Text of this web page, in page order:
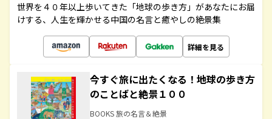
世界を４０年以上歩いてきた「地球の歩き方」があなたにお届
けする、人生を輝かせる中国の名言と癒やしの絶景集
詳細を見る
今すぐ旅に出たくなる！地球の歩き方
のことばと絶景１００
BOOKS 旅の名言＆絶景